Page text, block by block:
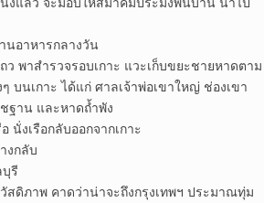
นอาหารกลางวัน
ว พาสำรวจรอบเกาะ แวะเก็บขยะชายหาดตาม
บนเกาะ ได้แก่ ศาลเจ้าพ่อเขาใหญ่ ช่องเขา
ฐาน และหาดถ้ำพัง
นั่งเรือกลับออกจากเกาะ
งกลับ
รี
สดิภาพ คาดว่าน่าจะถึงกรุงเทพฯ ประมาณทุ่ม